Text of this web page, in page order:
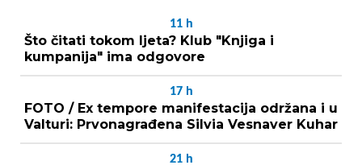
11 h
Što čitati tokom ljeta? Klub "Knjiga i
kumpanija" ima odgovore
17 h
FOTO / Ex tempore manifestacija održana i u
Valturi: Prvonagrađena Silvia Vesnaver Kuhar
21 h